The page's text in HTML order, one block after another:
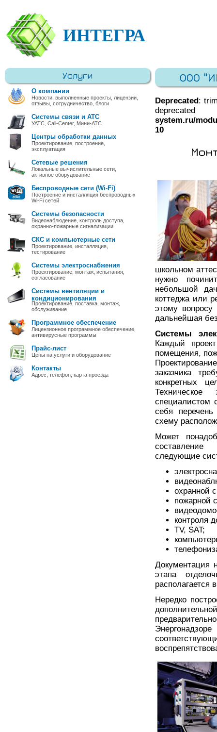
ИНТЕГРА
Услуги
О компании
Новости, выполненные проекты, лицензии,
отзывы, сотрудничество, блоги
Системы связи и АТС
УАТС, Call-Center, Мини-АТС
Центры обработки данных
Проектирование, построение,
эксплуатация
Сетевые решения
Локальные вычислительные сети,
активное оборудование
Беспроводные сети (Wi-Fi)
Построение и инсталляция беспроводных
Wi-Fi сетей
Системы безопасности
Видеонаблюдение, контроль доступа,
охранно-пожарные сигнализации
СКС и компьютерные сети
Проектирование, инсталляция,
тестирование
Системы электроснабжения
Проектирование, монтаж, испытания,
согласование
Системы вентиляции и
кондиционирования
Проектирование, поставка, монтаж,
обслуживание
Программное обеспечение
Лицензионное программное обеспечение,
антивирусные программы
Прайс-лист
Цены на услуги и оборудование
Контакты
Адрес, телефон, карта проезда
ООО
Deprecated:
system.ru/
10
школьном
нужно
небольшой
коттеджа или
этому вопросу
дальнейшая
Системы
Каждый
помещения,
заказчика
конкретных
специалистом
себя
схему
Может
следующие
охранной
пожарной
контроля
TV, SAT;
Документация
этапа
располагается
Нередко